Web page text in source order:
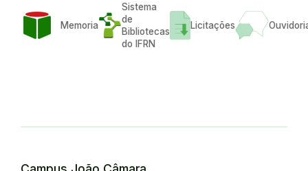
Memoria
Sistema
de
Bibliotecas
do IFRN
Licitações